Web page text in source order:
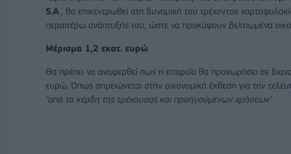
S.A., θα επικεντρωθεί στη δυναμική του τρέχοντος
περαιτέρω ανάπτυξής του, ώστε να προκύψουν βελτιωμένα
Μέρισμα 1,2 εκατ. ευρώ
Θα πρέπει να αναφερθεί πως η εταιρεία θα προχωρήσει σε
ευρώ. Όπως σημειώνεται στην οικονομική έκθεση για την
"από τα κέρδη της τρέχουσας και προηγούμενων χρήσεων"